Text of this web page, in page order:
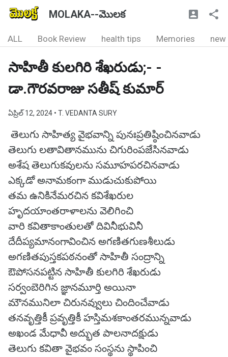
MOLAKA--మొలక
ALL Book Review health tips Memories new
సాహితీ కులగిరి శేఖరుడు;- -
డా.గౌరవరాజు సతీష్ కుమార్
ఏప్రిల్ 12, 2024 • T. VEDANTA SURY
తెలుగు సాహిత్య వైభవాన్ని పునఃప్రతిష్ఠించినవాడు
తెలుగు లతావితానమును చిగురింపజేసినవాడు
అశేష తెలుగుకవులను సమూహపరచినవాడు
ఎక్కడో అనామకంగా ముడుచుకుపోయి
తమ ఉనికినేమరచిన కవిశేఖరుల
హృదయాంతరాళాలను వెలిగించి
వారి కవితాకాంతులతో దివినీభువినీ
దేదీప్యమానంగావించిన అగణితగుణశీలుడు
అగణితపుస్తకపఠనంతో సాహితీ సంద్రాన్ని
ఔపోసనపట్టిన సాహితీ కులగిరి శేఖరుడు
సర్వంబెరిగిన జ్ఞానమూర్తి అయినా
మౌనమునిలా చిరునవ్వులు చిందించేవాడు
తనవృత్తికీ ప్రవృత్తికీ హస్తిమశకాంతరమున్నవాడు
అఖండ మేధావీ అద్భుత పాలనాదక్షుడు
తెలుగు కవితా వైభవం సంస్థను స్థాపించి